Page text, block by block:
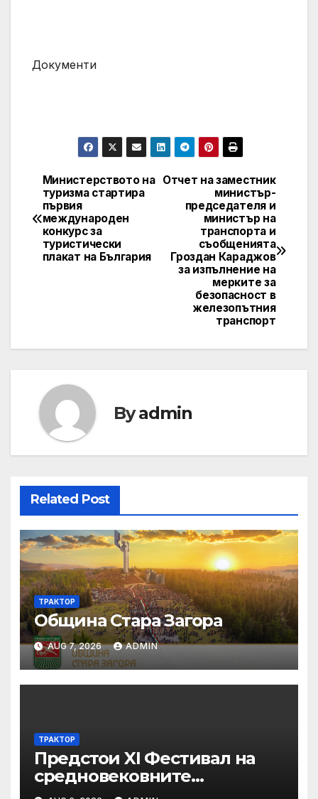
Документи
Post
navigation
Отчет на заместник
министър-
председателя и
министър на
транспорта и
съобщенията
Гроздан Караджов
за изпълнение на
мерките за
безопасност в
железопътния
транспорт
Министерството на
туризма стартира
първия
международен
конкурс за
туристически
плакат на България
Byadmin
Related Post
ТРАКТОР
Община Стара Загора
AUG 7, 2026 ADMIN
ТРАКТОР
Предстои XI Фестивал на
средновековните
традиции, бит и култура